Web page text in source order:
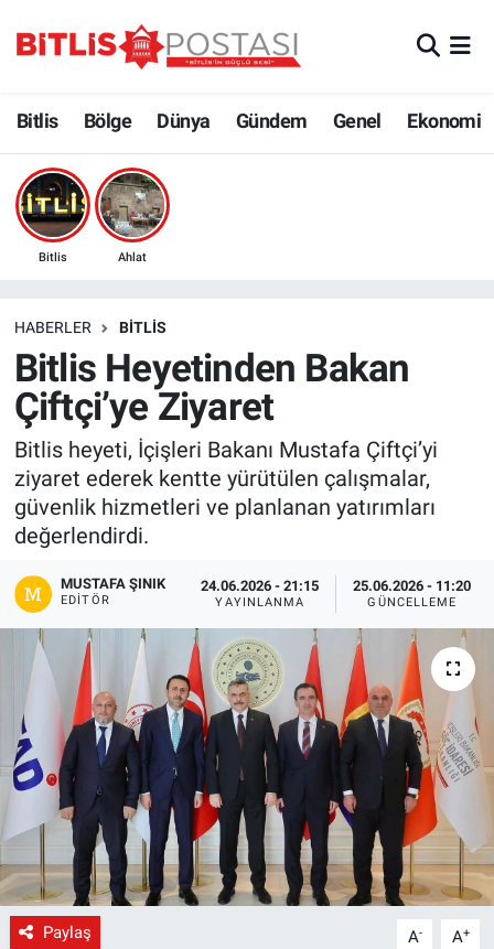
Bitlis Bölge Dünya Gündem Genel Ekonomi
Bitlis Ahlat
HABERLER BITLIS
Bitlis Heyetinden Bakan
Çiftçi’ye Ziyaret
Bitlis heyeti, İçişleri Bakanı Mustafa Çiftçi’yi
ziyaret ederek kentte yürütülen çalışmalar,
güvenlik hizmetleri ve planlanan yatırımları
değerlendirdi.
MUSTAFA ŞINIK
EDITÖR
24.06.2026 - 21:15
YAYINLANMA
25.06.2026 - 11:20
GÜNCELLEME
Paylaş A- A+
Bölge
Çevre
Eğitim
Ekonomi
Genel
Gündem
Kültür-Sanat
Magazin
Politika
Resmi İlanlar
Sağlık
Siyaset
Spor
Bitlis Trafik Yoğunluk Haritası
Süper Lig Puan Durumu ve Fikstür
Son Dakika Haberleri
Haber Arşivi